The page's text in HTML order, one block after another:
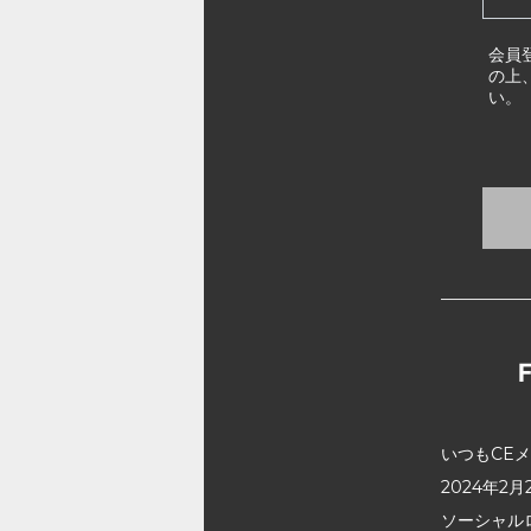
会員
の上
い。
いつもCE
2024年2月
ソーシャ